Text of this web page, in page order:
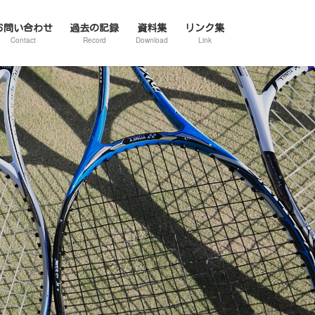
問い合わせ
Contact
過去の記録
Record
資料集
Download
リンク集
Link